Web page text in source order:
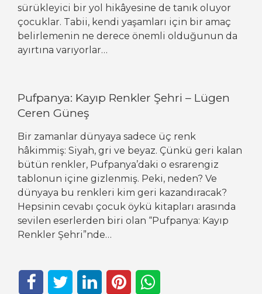
sürükleyici bir yol hikâyesine de tanık oluyor
çocuklar. Tabii, kendi yaşamları için bir amaç
belirlemenin ne derece önemli olduğunun da
ayırtına varıyorlar…
Pufpanya: Kayıp Renkler Şehri – Lügen
Ceren Güneş
Bir zamanlar dünyaya sadece üç renk
hâkimmiş: Siyah, gri ve beyaz. Çünkü geri kalan
bütün renkler, Pufpanya’daki o esrarengiz
tablonun içine gizlenmiş. Peki, neden? Ve
dünyaya bu renkleri kim geri kazandıracak?
Hepsinin cevabı çocuk öykü kitapları arasında
sevilen eserlerden biri olan “Pufpanya: Kayıp
Renkler Şehri”nde…